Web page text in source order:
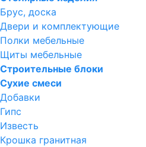
Брус, доска
Двери и комплектующие
Полки мебельные
Щиты мебельные
Строительные блоки
Сухие смеси
Добавки
Гипс
Известь
Крошка гранитная